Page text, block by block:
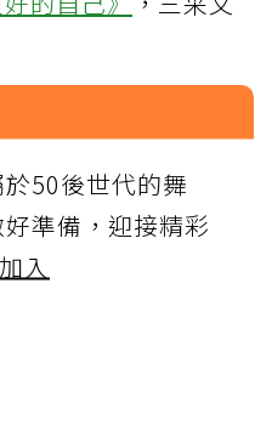
於50後世代的舞
準備，迎接精彩
入